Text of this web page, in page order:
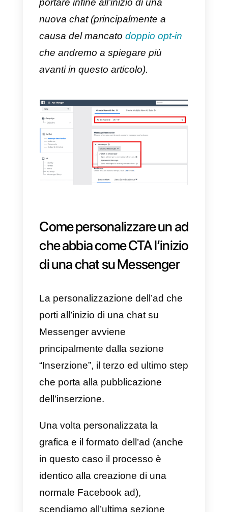
Salva e pubblica la tua
pubblicità
Poiché la maggior parte degli
che devono essere seguiti nella
creazione di qualsiasi altra
tipologia di inserzione
pubblicitaria su Facebook (come,
selezione delle piattaforme*),
andiamo a concentrare la nostra
attenzione sugli aspetti che
riguardano specificatamente la
creazione e la personalizzazione
di un ad che abbia
l’inizio di una chat su
Messenger.
delle piattaforme sulle quali
mostrare l’inserzione,
di disattivare l’opzione di
Instagram. Infatti, portare un